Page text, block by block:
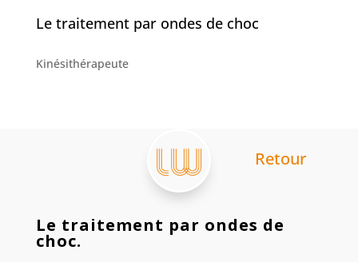
Le traitement par ondes de choc
Kinésithérapeute
Retour
Le traitement par ondes de
choc.